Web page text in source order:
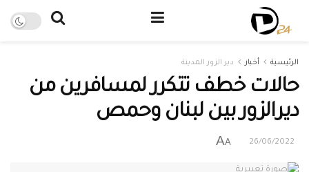
الرئيسية أخبار دير الزور المدينة
حالات خطف تتكرر لمسافرين من
ديرالزور بين لبنان وحمص
26/06/2022
A
A